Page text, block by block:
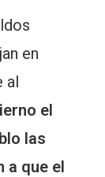
en
al
el
las
a que el